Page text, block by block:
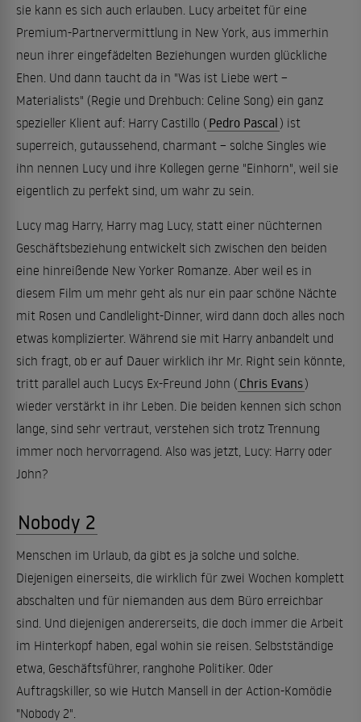
sie kann es sich auch erlauben. Lucy arbeitet für eine
Premium-Partnervermittlung in New York, aus immerhin
neun ihrer eingefädelten Beziehungen wurden glückliche
Ehen. Und dann taucht da in "Was ist Liebe wert –
Materialists" (Regie und Drehbuch: Celine Song) ein ganz
spezieller Klient auf: Harry Castillo ( Pedro Pascal ) ist
superreich, gutaussehend, charmant – solche Singles wie
ihn nennen Lucy und ihre Kollegen gerne "Einhorn", weil sie
eigentlich zu perfekt sind, um wahr zu sein.
Lucy mag Harry, Harry mag Lucy, statt einer nüchternen
Geschäftsbeziehung entwickelt sich zwischen den beiden
eine hinreißende New Yorker Romanze. Aber weil es in
diesem Film um mehr geht als nur ein paar schöne Nächte
mit Rosen und Candlelight-Dinner, wird dann doch alles noch
etwas komplizierter. Während sie mit Harry anbandelt und
sich fragt, ob er auf Dauer wirklich ihr Mr. Right sein könnte,
tritt parallel auch Lucys Ex-Freund John ( Chris Evans)
wieder verstärkt in ihr Leben. Die beiden kennen sich schon
lange, sind sehr vertraut, verstehen sich trotz Trennung
immer noch hervorragend. Also was jetzt, Lucy: Harry oder
John?
Nobody 2
Menschen im Urlaub, da gibt es ja solche und solche.
Diejenigen einerseits, die wirklich für zwei Wochen komplett
abschalten und für niemanden aus dem Büro erreichbar
sind. Und diejenigen andererseits, die doch immer die Arbeit
im Hinterkopf haben, egal wohin sie reisen. Selbstständige
etwa, Geschäftsführer, ranghohe Politiker. Oder
Auftragskiller, so wie Hutch Mansell in der Action-Komödie
"Nobody 2".